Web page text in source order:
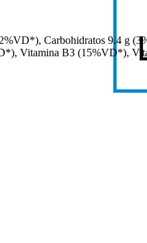
Carbohidratos 9.4 g
Vitamina B3 (15%VD*),